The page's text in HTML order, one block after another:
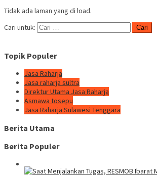
Tidak ada laman yang di load.
Cari untuk:
Topik Populer
Jasa Raharja
Jasa raharja sultra
Direktur Utama Jasa Raharja
Asmawa tosepu
Jasa Raharja Sulawesi Tenggara
Berita Utama
Berita Populer